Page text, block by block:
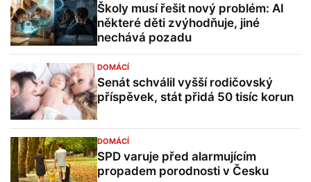
Školy musí řešit nový problém: AI
některé děti zvýhodňuje, jiné
nechává pozadu
DOMÁCÍ
Senát schválil vyšší rodičovský
příspěvek, stát přidá 50 tisíc korun
DOMÁCÍ
SPD varuje před alarmujícím
propadem porodnosti v Česku